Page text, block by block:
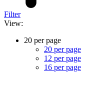
Filter
View:
20 per page
20 per page
12 per page
16 per page